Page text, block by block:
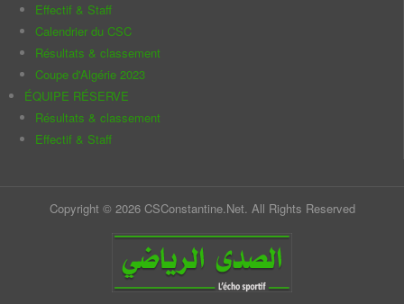
Effectif & Staff
Calendrier du CSC
Résultats & classement
Coupe d'Algérie 2023
ÉQUIPE RÉSERVE
Résultats & classement
Effectif & Staff
Copyright © 2026 CSConstantine.Net. All Rights Reserved